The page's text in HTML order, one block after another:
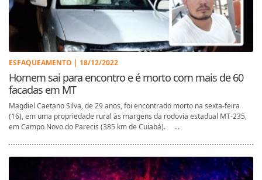
ESFAQUEAMENTO | 18/12/2022
Homem sai para encontro e é morto com mais de 60
facadas em MT
Magdiel Caetano Silva, de 29 anos, foi encontrado morto na sexta-feira
(16), em uma propriedade rural às margens da rodovia estadual MT-235,
em Campo Novo do Parecis (385 km de Cuiabá). ...